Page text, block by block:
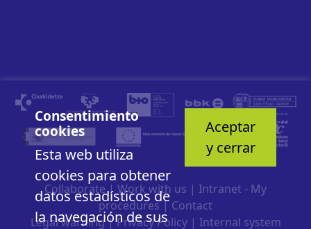
Consentimiento
cookies
Esta web utiliza
cookies para obtener
datos estadísticos de
la navegación de sus
Aceptar
y cerrar
Collaborate| Work with us | Intranet - My
procedures|Contact
Legal warning|Privacy Policy| Internal system